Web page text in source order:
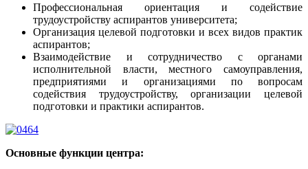
Профессиональная ориентация и содействие
трудоустройству аспирантов университета;
Организация целевой подготовки и всех видов практик
аспирантов;
Взаимодействие и сотрудничество с органами
исполнительной власти, местного самоуправления,
предприятиями и организациями по вопросам
содействия трудоустройству, организации целевой
подготовки и практики аспирантов.
Основные функции центра: